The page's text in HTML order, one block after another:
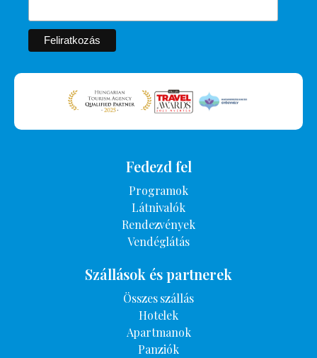
Fedezd fel
Programok
Látnivalók
Rendezvények
Vendéglátás
Szállások és partnerek
Összes szállás
Hotelek
Apartmanok
Panziók